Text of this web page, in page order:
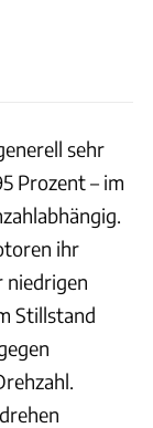
sehr
Prozent – im
ihr
niedrigen
Stillstand